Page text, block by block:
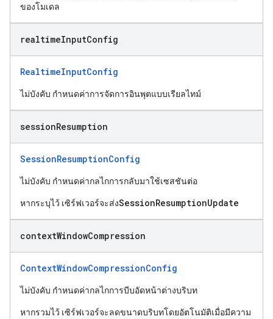
ของโมเดล
realtimeInputConfig
RealtimeInputConfig
ไม่บังคับ กำหนดค่าการจัดการอินพุตแบบเรียลไทม์
sessionResumption
SessionResumptionConfig
ไม่บังคับ กำหนดค่ากลไกการกลับมาใช้เซสชันต่อ
หากระบุไว้ เซิร์ฟเวอร์จะส่งSessionResumptionUpdate
contextWindowCompression
ContextWindowCompressionConfig
ไม่บังคับ กำหนดค่ากลไกการบีบอัดหน้าต่างบริบท
หากรวมไว้ เซิร์ฟเวอร์จะลดขนาดบริบทโดยอัตโนมัติเมื่อมีความ